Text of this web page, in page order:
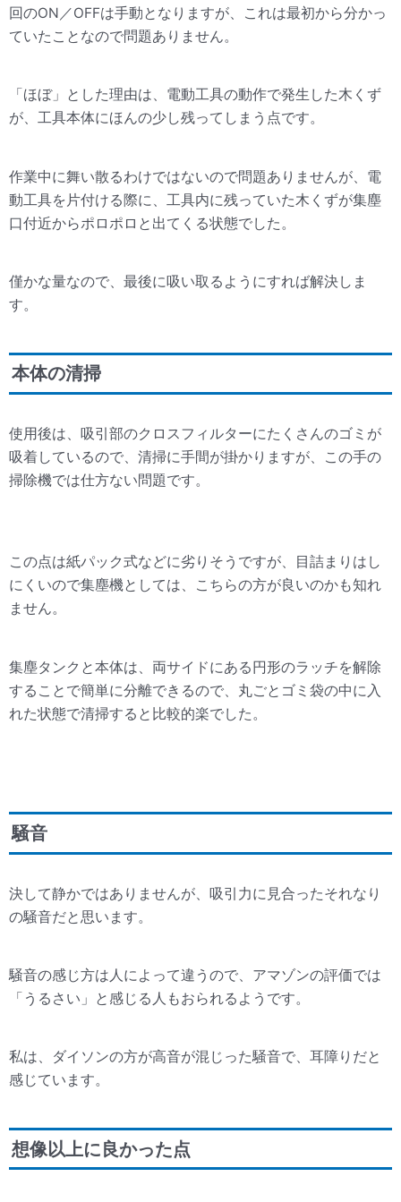
回のON／OFFは手動となりますが、これは最初から分かっ
ていたことなので問題ありません。
「ほぼ」とした理由は、電動工具の動作で発生した木くず
が、工具本体にほんの少し残ってしまう点です。
作業中に舞い散るわけではないので問題ありませんが、電
動工具を片付ける際に、工具内に残っていた木くずが集塵
口付近からポロポロと出てくる状態でした。
僅かな量なので、最後に吸い取るようにすれば解決しま
す。
本体の清掃
使用後は、吸引部のクロスフィルターにたくさんのゴミが
吸着しているので、清掃に手間が掛かりますが、この手の
掃除機では仕方ない問題です。
この点は紙パック式などに劣りそうですが、目詰まりはし
にくいので集塵機としては、こちらの方が良いのかも知れ
ません。
集塵タンクと本体は、両サイドにある円形のラッチを解除
することで簡単に分離できるので、丸ごとゴミ袋の中に入
れた状態で清掃すると比較的楽でした。
騒音
決して静かではありませんが、吸引力に見合ったそれなり
の騒音だと思います。
騒音の感じ方は人によって違うので、アマゾンの評価では
「うるさい」と感じる人もおられるようです。
私は、ダイソンの方が高音が混じった騒音で、耳障りだと
感じています。
想像以上に良かった点